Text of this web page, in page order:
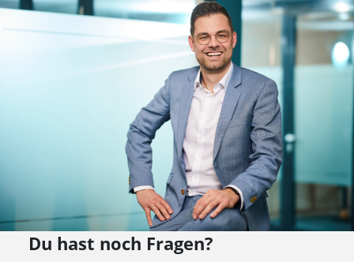
Du hast noch Fragen?